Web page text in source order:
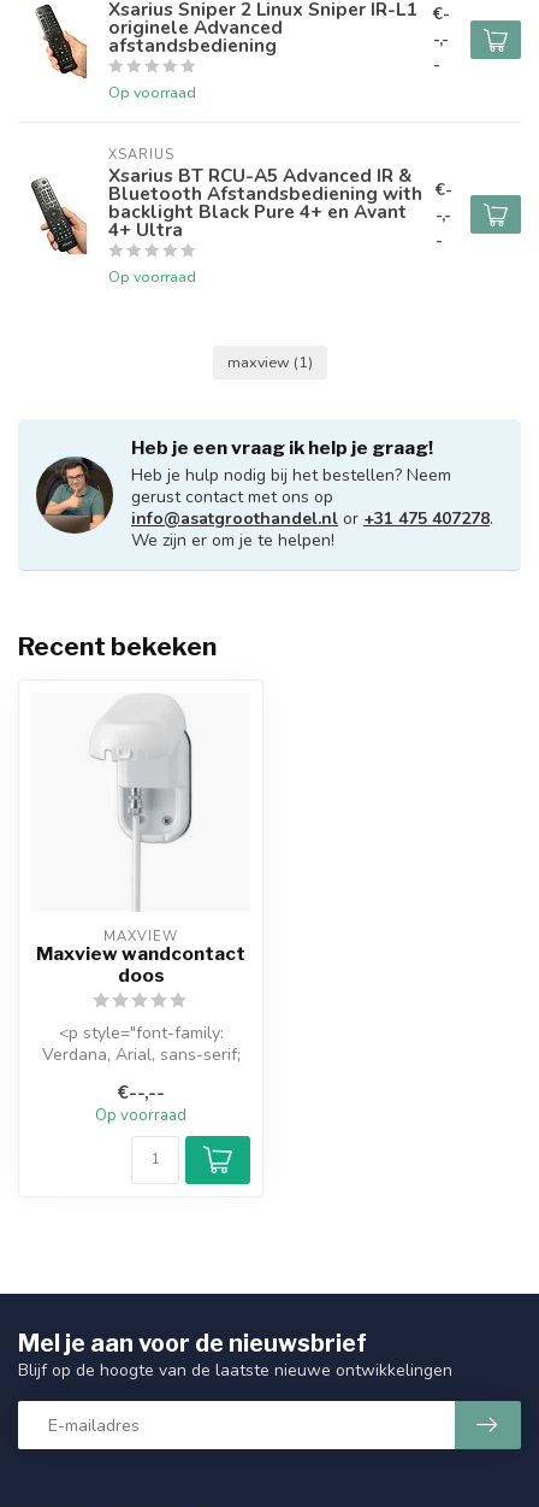
Xsarius Sniper 2 Linux Sniper IR-L1
originele Advanced
afstandsbediening
Op voorraad
€-
-,-
-
XSARIUS
Xsarius BT RCU-A5 Advanced IR &
Bluetooth Afstandsbediening with
backlight Black Pure 4+ en Avant
4+ Ultra
Op voorraad
€-
-,-
-
maxview (1)
Heb je een vraag ik help je graag!
Heb je hulp nodig bij het bestellen? Neem
gerust contact met ons op
info@asatgroothandel.nl or +31 475 407278.
We zijn er om je te helpen!
Recent bekeken
MAXVIEW
Maxview wandcontact
doos
<p style="font-family:
Verdana, Arial, sans-serif;
€--,--
Op voorraad
Mel je aan voor de nieuwsbrief
Blijf op de hoogte van de laatste nieuwe ontwikkelingen